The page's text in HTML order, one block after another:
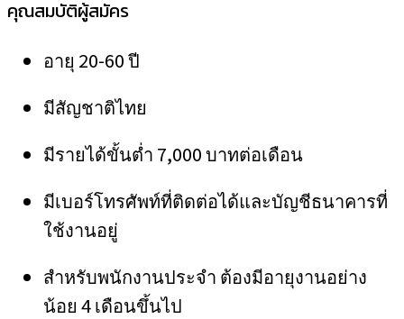
คุณสมบัติผู้สมัคร
อายุ 20-60 ปี
มีสัญชาติไทย
มีรายได้ขั้นต่ำ 7,000 บาทต่อเดือน
มีเบอร์โทรศัพท์ที่ติดต่อได้และบัญชีธนาคารที่
ใช้งานอยู่
สำหรับพนักงานประจำ ต้องมีอายุงานอย่าง
น้อย 4 เดือนขึ้นไป